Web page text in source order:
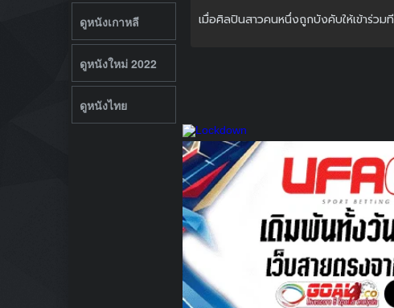
ดูหนังเกาหลี
ดูหนังใหม่ 2022
ดูหนังไทย
เมื่อศิลปินสาวคนหนึ่งถูกบังคับให้เข้าร่วม